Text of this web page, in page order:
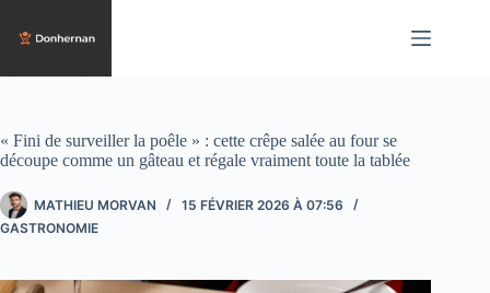
contenu
« Fini de surveiller la poêle » : cette crêpe salée au four se
découpe comme un gâteau et régale vraiment toute la tablée
MATHIEU MORVAN
15 FÉVRIER 2026 À 07:56
GASTRONOMIE